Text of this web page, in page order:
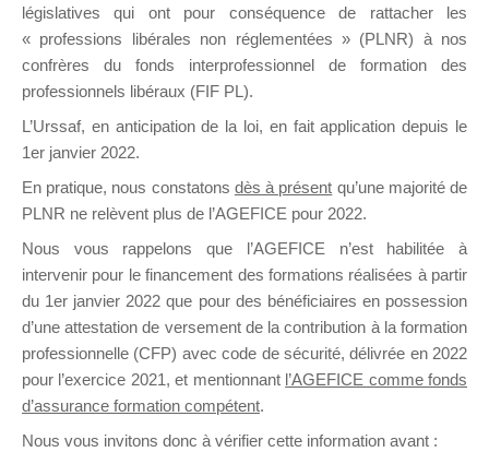
DE
il y a un jour
formation. Il accueille également les Conseillers
législatives qui ont pour conséquence de rattacher les
« professions libérales non réglementées » (PLNR) à nos
confrères du fonds interprofessionnel de formation des
professionnels libéraux (FIF PL).
L’Urssaf, en anticipation de la loi, en fait application depuis le
1er janvier 2022.
En pratique, nous constatons dès à présent qu’une majorité de
PLNR ne relèvent plus de l’AGEFICE pour 2022.
Nous vous rappelons que l’AGEFICE n’est habilitée à
intervenir pour le financement des formations réalisées à partir
du 1er janvier 2022 que pour des bénéficiaires en possession
d’une attestation de versement de la contribution à la formation
professionnelle (CFP) avec code de sécurité, délivrée en 2022
pour l’exercice 2021, et mentionnant l’AGEFICE comme fonds
d’assurance formation compétent.
Nous vous invitons donc à vérifier cette information avant :